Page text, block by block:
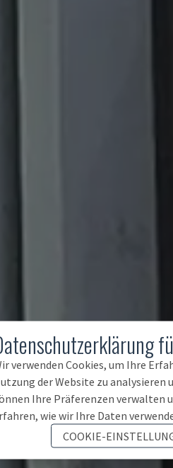
verwenden Cookies, um Ihre
der Website zu analysieren
Ihre Präferenzen verwalten
wie wir Ihre Daten
COOKIE-